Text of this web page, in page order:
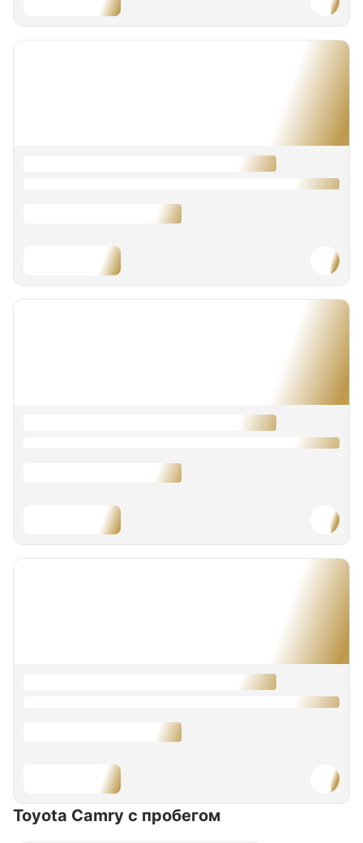
Toyota Camry с пробегом